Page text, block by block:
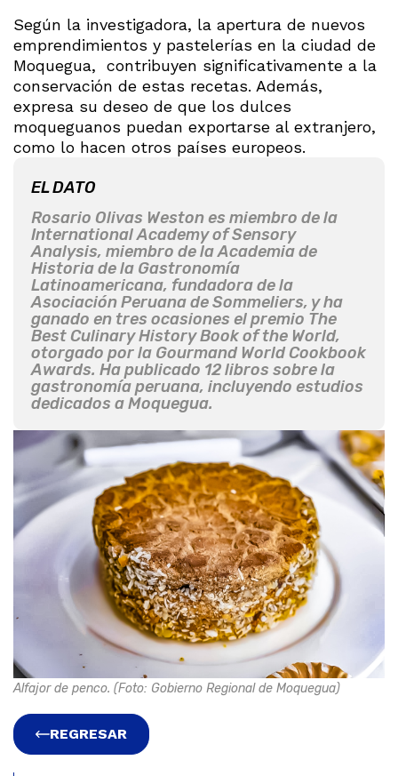
Según la investigadora, la apertura de nuevos
emprendimientos y pastelerías en la ciudad de
Moquegua, contribuyen significativamente a la
conservación de estas recetas. Además,
expresa su deseo de que los dulces
moqueguanos puedan exportarse al extranjero,
como lo hacen otros países europeos.
EL DATO
Rosario Olivas Weston es miembro de la
International Academy of Sensory
Analysis, miembro de la Academia de
Historia de la Gastronomía
Latinoamericana, fundadora de la
Asociación Peruana de Sommeliers, y ha
ganado en tres ocasiones el premio The
Best Culinary History Book of the World,
otorgado por la Gourmand World Cookbook
Awards. Ha publicado 12 libros sobre la
gastronomía peruana, incluyendo estudios
dedicados a Moquegua.
Alfajor de penco. (Foto: Gobierno Regional de Moquegua)
REGRESAR